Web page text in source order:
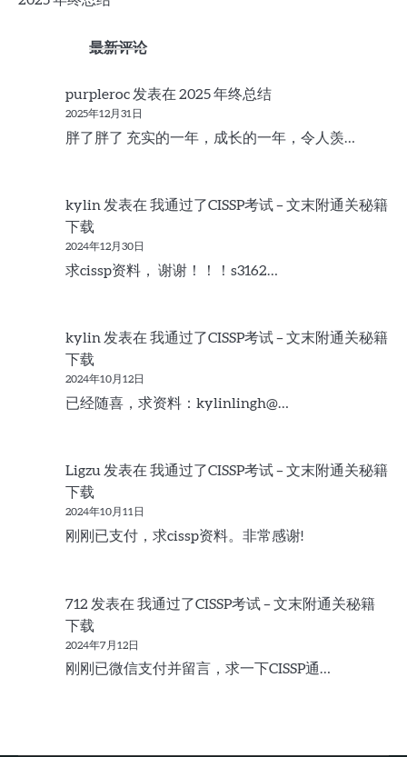
最新评论
purpleroc 发表在 2025 年终总结
2025年12月31日
胖了胖了 充实的一年，成长的一年，令人羡…
kylin 发表在 我通过了CISSP考试 – 文末附通关秘籍
下载
2024年12月30日
求cissp资料， 谢谢！！！s3162…
kylin发表在 我通过了CISSP考试 – 文末附通关秘籍
下载
2024年10月12日
已经随喜，求资料：kylinlingh@…
Ligzu发表在 我通过了CISSP考试 – 文末附通关秘籍
下载
2024年10月11日
刚刚已支付，求cissp资料。非常感谢!
712 发表在 我通过了CISSP考试 – 文末附通关秘籍
下载
2024年7月12日
刚刚已微信支付并留言，求一下CISSP通…